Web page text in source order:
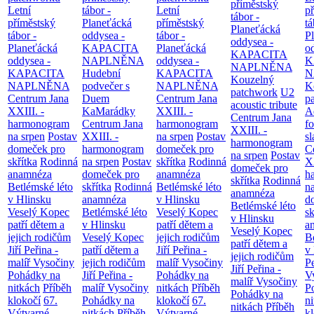
Letní
příměstský
tábor -
Planeťácká
oddysea -
KAPACITA
NAPLNĚNA
Centrum Jana
XXIII. -
harmonogram
na srpen Postav
domeček pro
skřítka Rodinná
anamnéza
Betlémské léto
v Hlinsku
Veselý Kopec
patří dětem a
jejich rodičům
Jiří Peřina -
malíř Vysočiny
Pohádky na
nitkách Příběh
klokočí 67.
tábor -
Planeťácká
oddysea -
KAPACITA
NAPLNĚNA
Hudební
podvečer s
Duem
KaMarádky
Centrum Jana
XXIII. -
harmonogram
na srpen Postav
domeček pro
skřítka Rodinná
anamnéza
Betlémské léto
v Hlinsku
Veselý Kopec
patří dětem a
jejich rodičům
Jiří Peřina -
malíř Vysočiny
Pohádky na
Letní
příměstský
tábor -
Planeťácká
oddysea -
KAPACITA
NAPLNĚNA
Centrum Jana
XXIII. -
harmonogram
na srpen Postav
domeček pro
skřítka Rodinná
anamnéza
Betlémské léto
v Hlinsku
Veselý Kopec
patří dětem a
jejich rodičům
Jiří Peřina -
malíř Vysočiny
Pohádky na
nitkách Příběh
klokočí 67.
příměstský
tábor -
Planeťácká
oddysea -
KAPACITA
NAPLNĚNA
Kouzelný
patchwork U2
acoustic tribute
Centrum Jana
XXIII. -
harmonogram
na srpen Postav
domeček pro
skřítka Rodinná
anamnéza
Betlémské léto
v Hlinsku
Veselý Kopec
patří dětem a
jejich rodičům
Jiří Peřina -
malíř Vysočiny
Pohádky na
nitkách Příběh
v